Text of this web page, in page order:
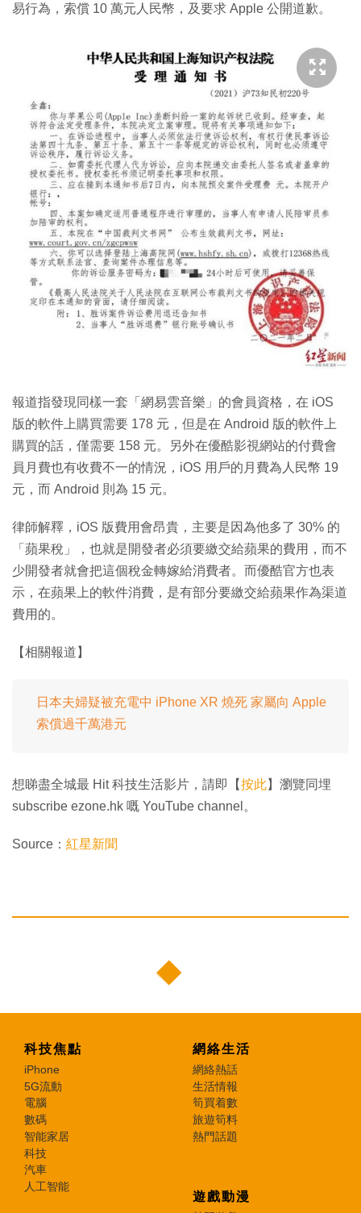
易行為，索償 10 萬元人民幣，及要求 Apple 公開道歉。
報道指發現同樣一套「網易雲音樂」的會員資格，在 iOS
版的軟件上購買需要 178 元，但是在 Android 版的軟件上
購買的話，僅需要 158 元。另外在優酷影視網站的付費會
員月費也有收費不一的情況，iOS 用戶的月費為人民幣 19
元，而 Android 則為 15 元。
律師解釋，iOS 版費用會昂貴，主要是因為他多了 30% 的
「蘋果稅」，也就是開發者必須要繳交給蘋果的費用，而不
少開發者就會把這個稅金轉嫁給消費者。而優酷官方也表
示，在蘋果上的軟件消費，是有部分要繳交給蘋果作為渠道
費用的。
【相關報道】
日本夫婦疑被充電中 iPhone XR 燒死 家屬向 Apple
索償過千萬港元
想睇盡全城最 Hit 科技生活影片，請即【按此】瀏覽同埋
subscribe ezone.hk 嘅 YouTube channel。
Source： 紅星新聞
科技焦點
iPhone
5G流動
電腦
數碼
智能家居
科技
汽車
人工智能
網絡生活
網絡熱話
生活情報
筍買着數
旅遊筍料
熱門話題
遊戲動漫